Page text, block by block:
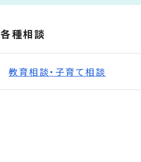
各種相談
教育相談・子育て相談